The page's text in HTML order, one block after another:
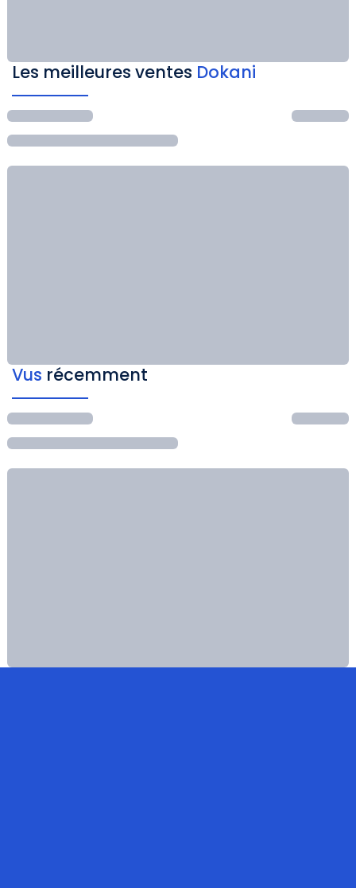
Les meilleures ventes Dokani
Vus récemment